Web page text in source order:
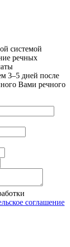
системой
речных
3–5 дней после
Вами речного
соглашение